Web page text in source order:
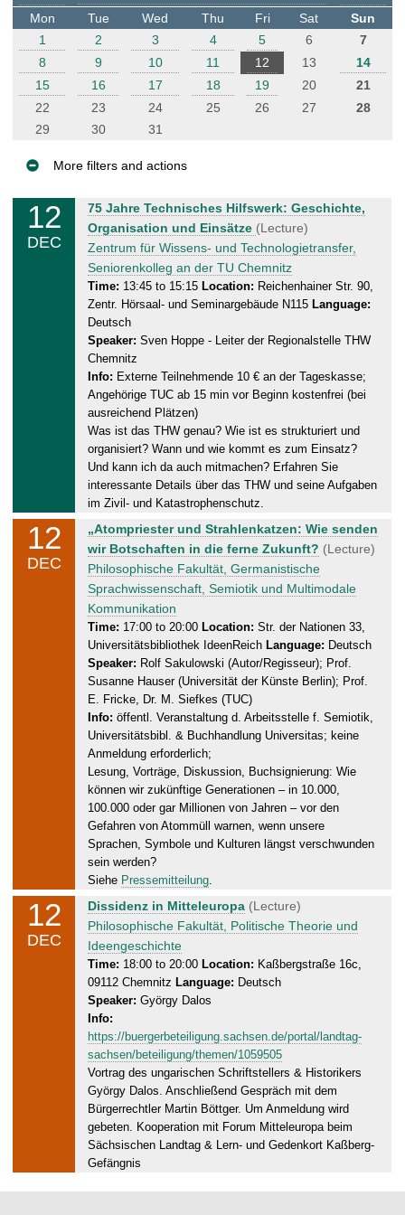
t
e
Mon
Tue Wed Thu Fri Sat
Sun
1
2 3 4 5 6
7
8
9 10 11 12 13
14
15
16 17 18 19 20
21
22
23 24 25 26 27
28
29
30 31
More filters and actions
12
DEC
F
r
i
d
a
y
,
1
2
2
.
2
0
2
75 Jahre Technisches Hilfswerk: Geschichte,
Organisation und Einsätze (Lecture)
Zentrum für Wissens- und Technologietransfer,
Seniorenkolleg an der TU Chemnitz
Time: 13:45 to 15:15 Location: Reichenhainer Str. 90,
Zentr. Hörsaal- und Seminargebäude N115 Language:
Deutsch
Speaker: Sven Hoppe - Leiter der Regionalstelle THW
Chemnitz
Info: Externe Teilnehmende 10 € an der Tageskasse;
Angehörige TUC ab 15 min vor Beginn kostenfrei (bei
ausreichend Plätzen)
Was ist das THW genau? Wie ist es strukturiert und
organisiert? Wann und wie kommt es zum Einsatz?
Und kann ich da auch mitmachen? Erfahren Sie
interessante Details über das THW und seine Aufgaben
im Zivil- und Katastrophenschutz.
12
DEC
r
i
d
a
y
,
1
2
.
2
.
2
0
2
5
„Atompriester und Strahlenkatzen: Wie senden
wir Botschaften in die ferne Zukunft? (Lecture)
Philosophische Fakultät, Germanistische
Sprachwissenschaft, Semiotik und Multimodale
Kommunikation
Time: 17:00 to 20:00 Location: Str. der Nationen 33,
Universitätsbibliothek IdeenReich Language: Deutsch
Speaker: Rolf Sakulowski (Autor/Regisseur); Prof.
Susanne Hauser (Universität der Künste Berlin); Prof.
E. Fricke, Dr. M. Siefkes (TUC)
Info: öffentl. Veranstaltung d. Arbeitsstelle f. Semiotik,
Universitätsbibl. & Buchhandlung Universitas; keine
Anmeldung erforderlich;
Lesung, Vorträge, Diskussion, Buchsignierung: Wie
können wir zukünftige Generationen – in 10.000,
100.000 oder gar Millionen von Jahren – vor den
Gefahren von Atommüll warnen, wenn unsere
Sprachen, Symbole und Kulturen längst verschwunden
sein werden?
Siehe Pressemitteilung.
12
DEC
F
r
i
d
a
y
,
1
2
.
1
2
.
2
Dissidenz in Mitteleuropa (Lecture)
Philosophische Fakultät, Politische Theorie und
Ideengeschichte
Time: 18:00 to 20:00 Location: Kaßbergstraße 16c,
09112 Chemnitz Language: Deutsch
Speaker: György Dalos
Info:
https://buergerbeteiligung.sachsen.de/portal/landtag-
sachsen/beteiligung/themen/1059505
Vortrag des ungarischen Schriftstellers & Historikers
György Dalos. Anschließend Gespräch mit dem
Bürgerrechtler Martin Böttger. Um Anmeldung wird
gebeten. Kooperation mit Forum Mitteleuropa beim
Sächsischen Landtag & Lern- und Gedenkort Kaßberg-
Gefängnis